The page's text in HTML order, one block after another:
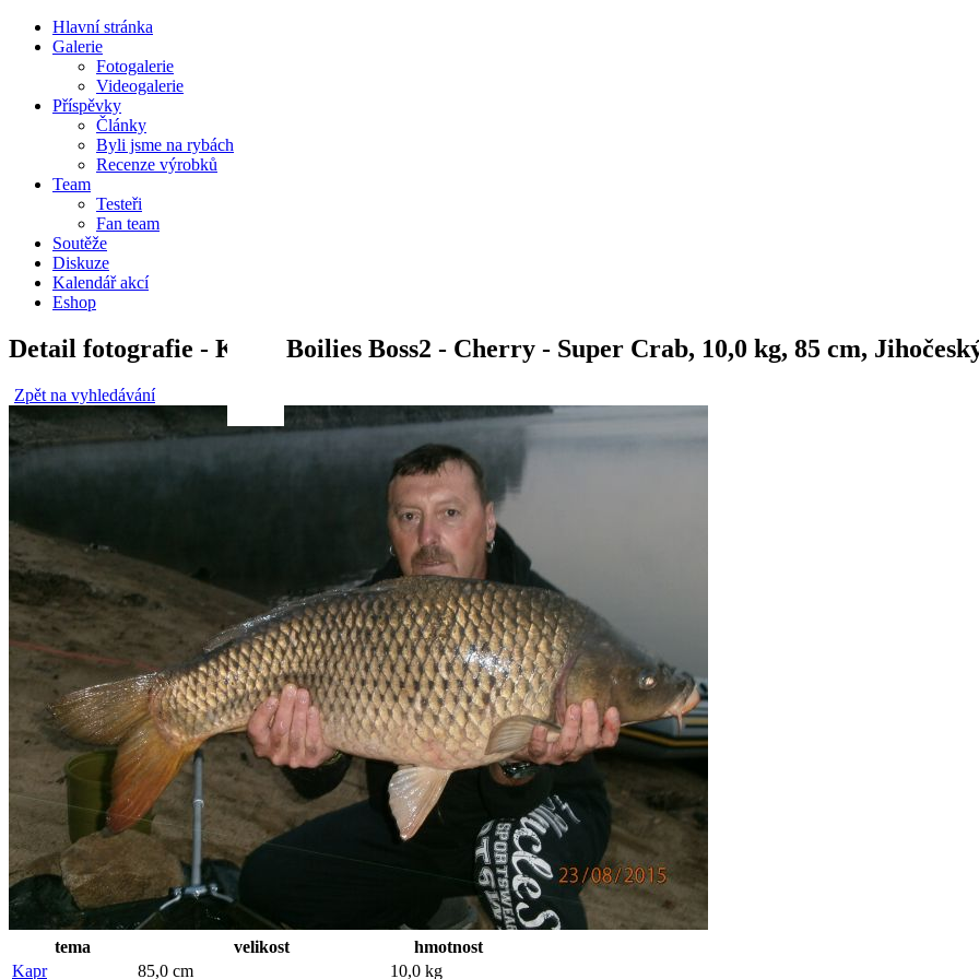
Hlavní stránka
Galerie
Fotogalerie
Videogalerie
Příspěvky
Články
Byli jsme na rybách
Recenze výrobků
Team
Testeři
Fan team
Soutěže
Diskuze
Kalendář akcí
Eshop
Detail fotografie - Kapr, Boilies Boss2 - Cherry - Super Crab, 10,0 kg, 85 cm,
Zpět na vyhledávání
tema velikost
hmotnost
Kapr
85,0 cm 10,0 kg